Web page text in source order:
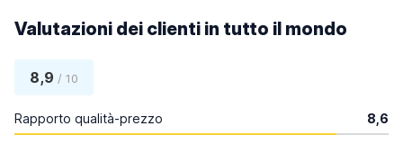
Valutazioni dei clienti in tutto il mondo
8,9 / 10
Rapporto qualità-prezzo 8,6